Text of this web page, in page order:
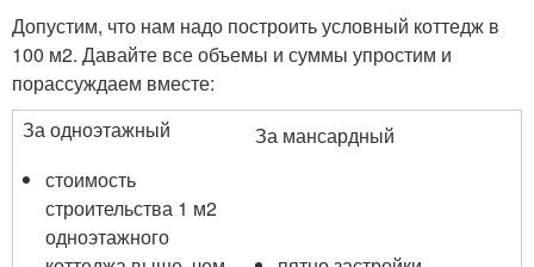
Допустим, что нам надо построить условный коттедж в
100 м2. Давайте все объемы и суммы упростим и
порассуждаем вместе:
За одноэтажный
За мансардный
стоимость
строительства 1 м2
одноэтажного